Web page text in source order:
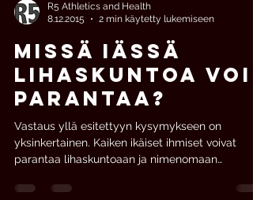
R5 Athletics and Health
8.12.2015
2 min käytetty lukemiseen
Missä iässä
lihaskuntoa voi
parantaa?
yksinkertainen. Kaiken ikäiset ihmiset voivat